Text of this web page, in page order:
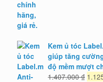
Kem ủ tóc
giúp tăng
độ mềm mượt
1.407.000₫ Giá